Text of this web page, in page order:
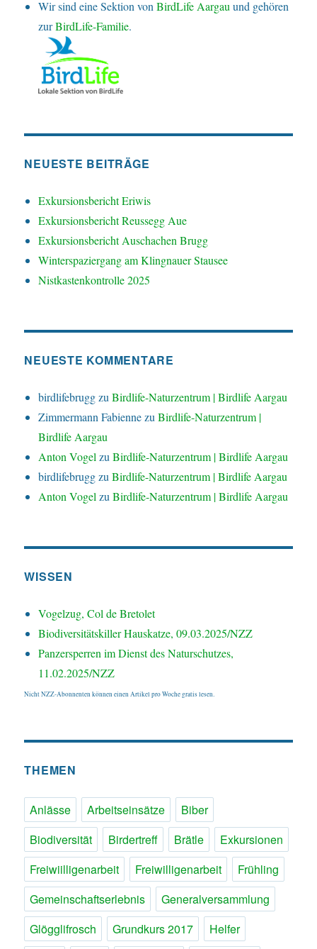
Wir sind eine Sektion vonBirdLife Aargau und gehören
zurBirdLife-Familie.
NEUESTE BEITRÄGE
Exkursionsbericht Eriwis
Exkursionsbericht Reussegg Aue
Exkursionsbericht Auschachen Brugg
Winterspaziergang am Klingnauer Stausee
Nistkastenkontrolle 2025
NEUESTE KOMMENTARE
birdlifebruggzuBirdlife-Naturzentrum | Birdlife Aargau
Zimmermann FabiennezuBirdlife-Naturzentrum |
Birdlife Aargau
Anton Vogel zuBirdlife-Naturzentrum | Birdlife Aargau
birdlifebruggzuBirdlife-Naturzentrum | Birdlife Aargau
Anton Vogel zuBirdlife-Naturzentrum | Birdlife Aargau
WISSEN
Vogelzug, Col de Bretolet
Biodiversitätskiller Hauskatze, 09.03.2025/NZZ
Panzersperren im Dienst des Naturschutzes,
11.02.2025/NZZ
Nicht NZZ-Abonnenten können einen Artikel pro Woche gratis lesen.
THEMEN
Anlässe Arbeitseinsätze
Biber
Biodiversität
Birdertreff Brätle
Exkursionen
Freiwiilligenarbeit
Freiwilligenarbeit
Frühling
Gemeinschaftserlebnis
Generalversammlung
Glögglifrosch
Grundkurs 2017
Helfer